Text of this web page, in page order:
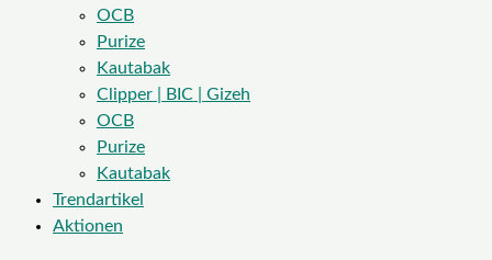
OCB
Purize
Kautabak
Clipper | BIC | Gizeh
OCB
Purize
Kautabak
Trendartikel
Aktionen